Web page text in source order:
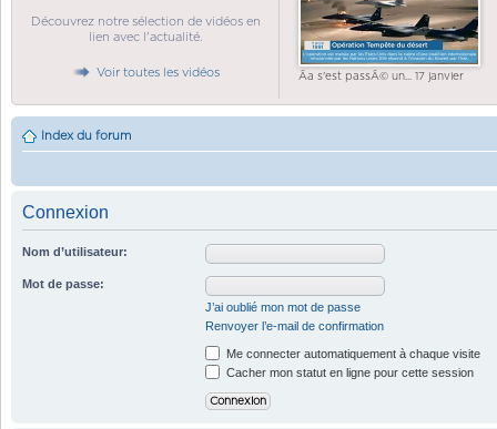
Découvrez notre sélection de vidéos en
lien avec l'actualité.
Voir toutes les vidéos Ãa s'est passÃ© un... 17 janvier
Index du forum
Connexion
Nom d’utilisateur:
Mot de passe:
J’ai oublié mon mot de passe
Renvoyer l’e-mail de confirmation
Me connecter automatiquement à chaque visite
Cacher mon statut en ligne pour cette session